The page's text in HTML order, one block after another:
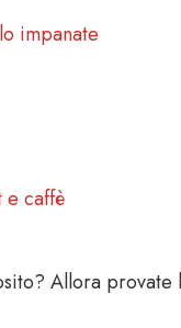
impanate
e caffè
Allora provate